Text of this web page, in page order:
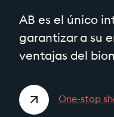
AB es el único
garantizar a su
ventajas del
One-stop